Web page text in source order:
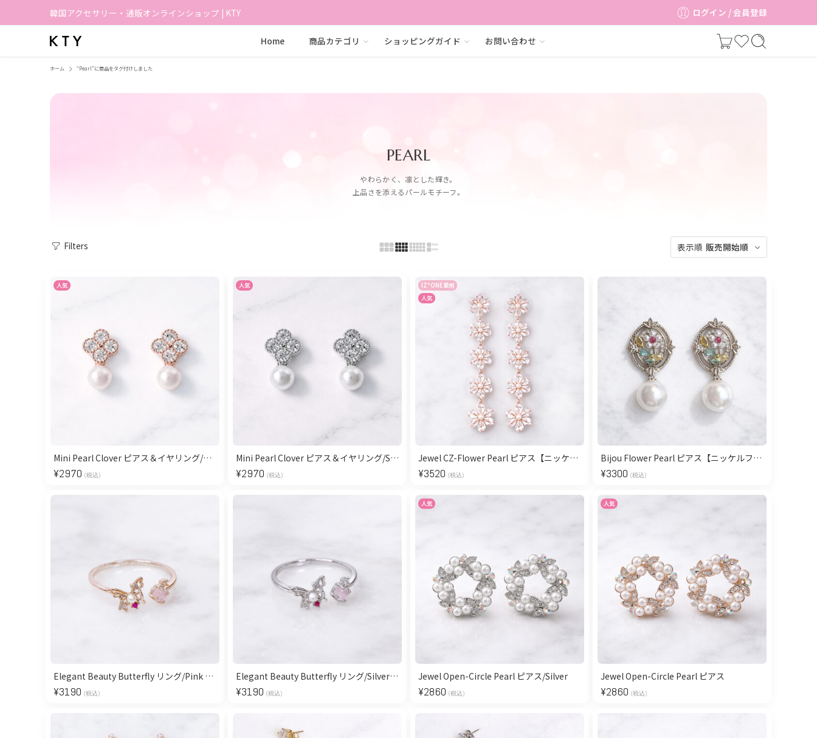
韓国アクセサリー・通販オンラインショップ | KTY ログイン / 会員登録
Home 商品カテゴリ ショッピングガイド お問い合わせ
ホーム “Pearl”に商品をタグ付けしました
PEARL
やわらかく、凛とした輝き。
上品さを添えるパールモチーフ。
Filters 表示順 販売開始順
人気
Mini Pearl Clover ピアス＆イヤリング/Pink Gold
¥2970 (税込)
人気
Mini Pearl Clover ピアス＆イヤリング/Silver
¥2970 (税込)
IZ*ONE愛用
人気
Jewel CZ-Flower Pearl ピアス【ニッケルフリー】
¥3520 (税込)
Bijou Flower Pearl ピアス【ニッケルフリー】
¥3300 (税込)
Elegant Beauty Butterfly リング/Pink Gold【Free Size】
¥3190 (税込)
Elegant Beauty Butterfly リング/Silver【Free Size】
¥3190 (税込)
人気
Jewel Open-Circle Pearl ピアス/Silver
¥2860 (税込)
人気
Jewel Open-Circle Pearl ピアス
¥2860 (税込)